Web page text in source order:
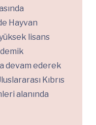
Hayvan
lisans
devam ederek
Kıbrıs
alanında